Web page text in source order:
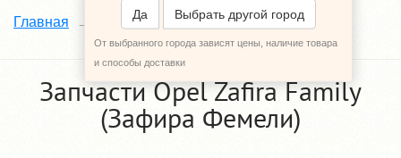
Да Выбрать другой город
От выбранного города зависят цены, наличие товара
и способы доставки
Главная Каталог Opel Zafira B
Запчасти Opel Zafira Family
(Зафира Фемели)